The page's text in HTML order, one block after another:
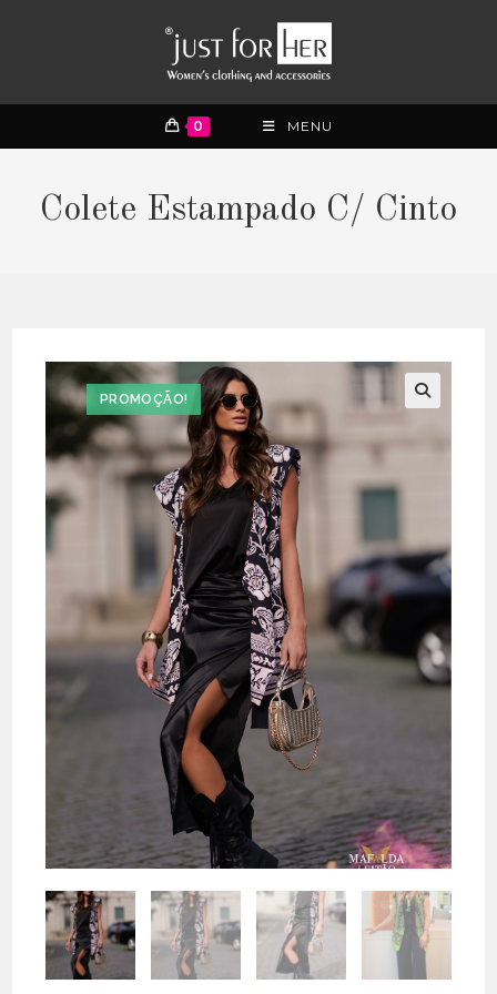
0 MENU
Colete Estampado C/ Cinto
PROMOÇÃO!